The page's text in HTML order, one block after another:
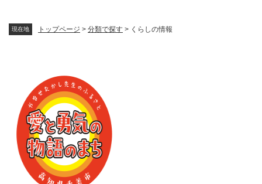
現在地 トップページ > 分類で探す > くらしの情報